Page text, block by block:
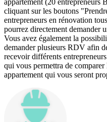
cliquant sur les boutons
entrepreneurs en rénovation
pourrez directement demander
Vous avez également la
demander plusieurs RDV afin
recevoir différents
qui vous permettra de
appartement qui vous seront